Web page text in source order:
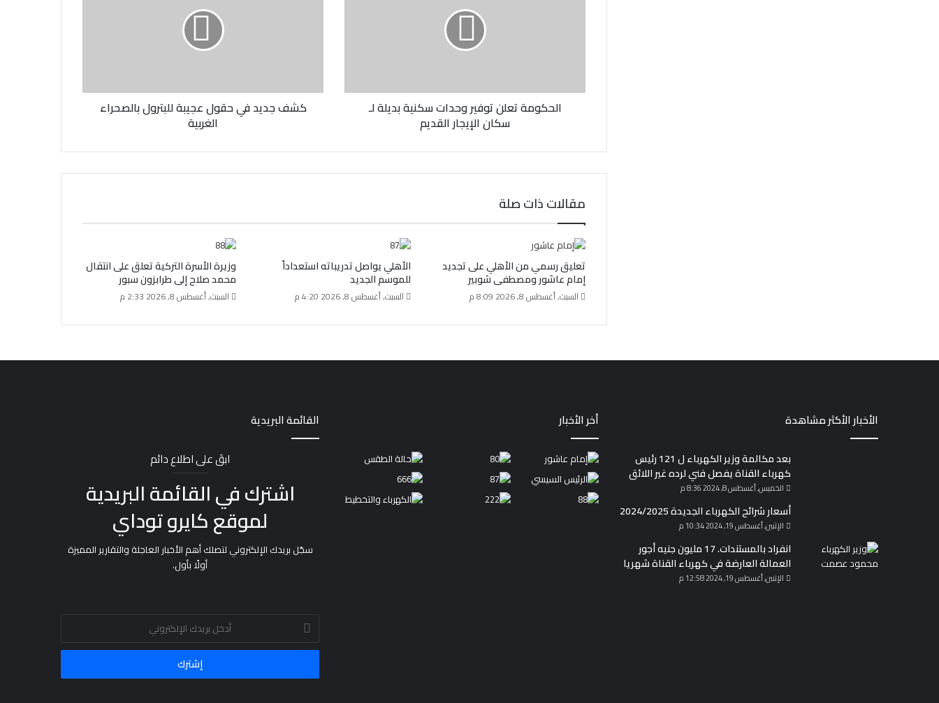
ن
الحكومة تعلن توفير وحدات سكنية بديلة لـ
سكان الإيجار القديم
كشف جديد في حقول عجيبة للبترول بالصحراء
الغربية
مقالات ذات صلة
تعليق رسمي من الأهلي على تجديد
إمام عاشور ومصطفى شوبير
السبت, أغسطس 8, 2026 8:09 م
الأهلي يواصل تدريباته استعداداً
للموسم الجديد
السبت, أغسطس 8, 2026 4:20 م
وزيرة الأسرة التركية تعلق على انتقال
محمد صلاح إلى طرابزون سبور
السبت, أغسطس 8, 2026 2:33 م
الأخبار الأكثر مشاهدة
بعد مكالمة وزير الكهرباء ل 121 رئيس
كهرباء القناة يفصل فني لرده غير اللائق
الخميس, أغسطس 8, 2024 8:36 م
أسعار شرائح الكهرباء الجديدة 2024/2025
الإثنين, أغسطس 19, 2024 10:34 م
انفراد بالمستندات. 17 مليون جنيه أجور
العمالة العارضة في كهرباء القناة شهريا
الإثنين, أغسطس 19, 2024 12:58 م
أخر الأخبار
القائمة البريدية
ابقَ على اطلاع دائم
اشترك في القائمة البريدية
لموقع كايرو توداي
سجّل بريدك الإلكتروني لتصلك أهم الأخبار العاجلة والتقارير المميزة
أولًا بأول.
أدخل
بريدك
الإلكتروني